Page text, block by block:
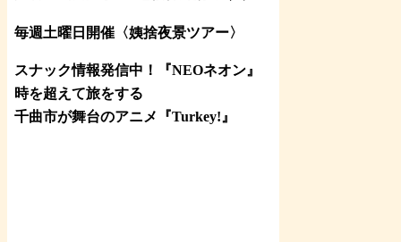
毎週土曜日開催〈姨捨夜景ツアー〉
スナック情報発信中！『NEOネオン』
時を超えて旅をする
千曲市が舞台のアニメ『Turkey!』